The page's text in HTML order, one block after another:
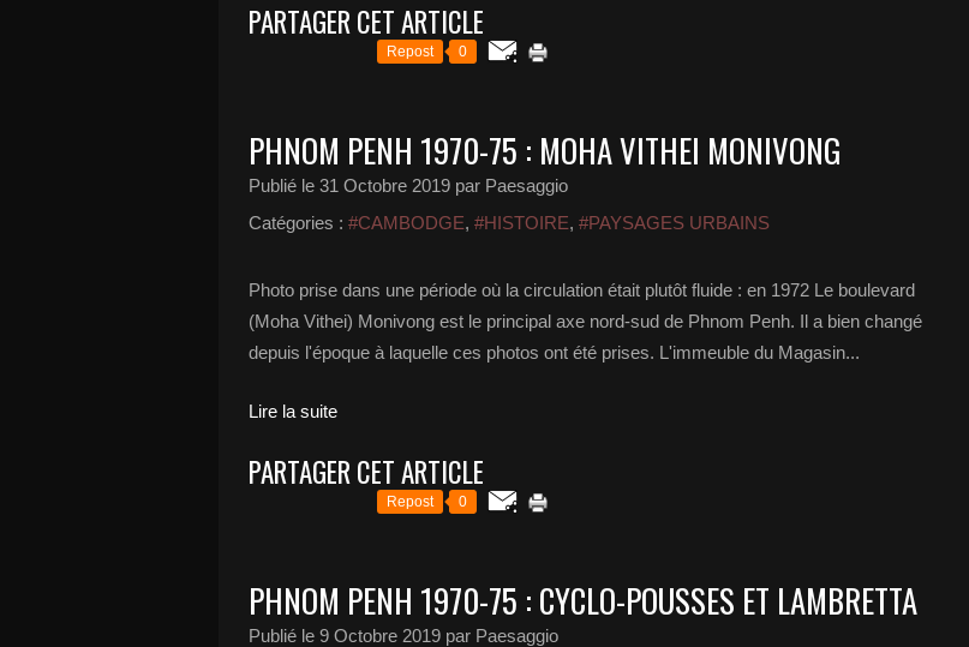
PARTAGER CET ARTICLE
Repost 0
PHNOM PENH 1970-75 : MOHA VITHEI MONIVONG
Publié le 31 Octobre 2019 par Paesaggio
Catégories : #CAMBODGE, #HISTOIRE, #PAYSAGES URBAINS
Photo prise dans une période où la circulation était plutôt fluide : en 1972 Le boulevard
(Moha Vithei) Monivong est le principal axe nord-sud de Phnom Penh. Il a bien changé
depuis l'époque à laquelle ces photos ont été prises. L'immeuble du Magasin...
Lire la suite
PARTAGER CET ARTICLE
Repost 0
PHNOM PENH 1970-75 : CYCLO-POUSSES ET LAMBRETTA
Publié le 9 Octobre 2019 par Paesaggio